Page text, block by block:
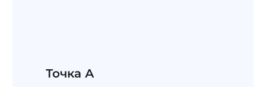
Точка А